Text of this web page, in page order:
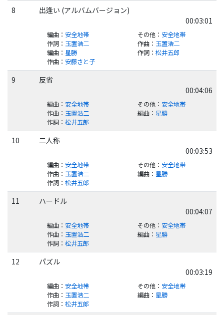
8
出逢い (アルバムバージョン)
00:03:01
編曲： 安全地帯 その他： 安全地帯
作詞： 玉置浩二 作曲： 玉置浩二
編曲： 星勝 作詞： 松井五郎
作曲： 安藤さと子
9
反省
00:04:06
編曲： 安全地帯 その他： 安全地帯
作曲： 玉置浩二 編曲： 星勝
作詞： 松井五郎
10
二人称
00:03:53
編曲： 安全地帯 その他： 安全地帯
作曲： 玉置浩二 編曲： 星勝
作詞： 松井五郎
11
ハードル
00:04:07
編曲： 安全地帯 その他： 安全地帯
作曲： 玉置浩二 編曲： 星勝
作詞： 松井五郎
12
パズル
00:03:19
編曲： 安全地帯 その他： 安全地帯
作曲： 玉置浩二 編曲： 星勝
作詞： 松井五郎